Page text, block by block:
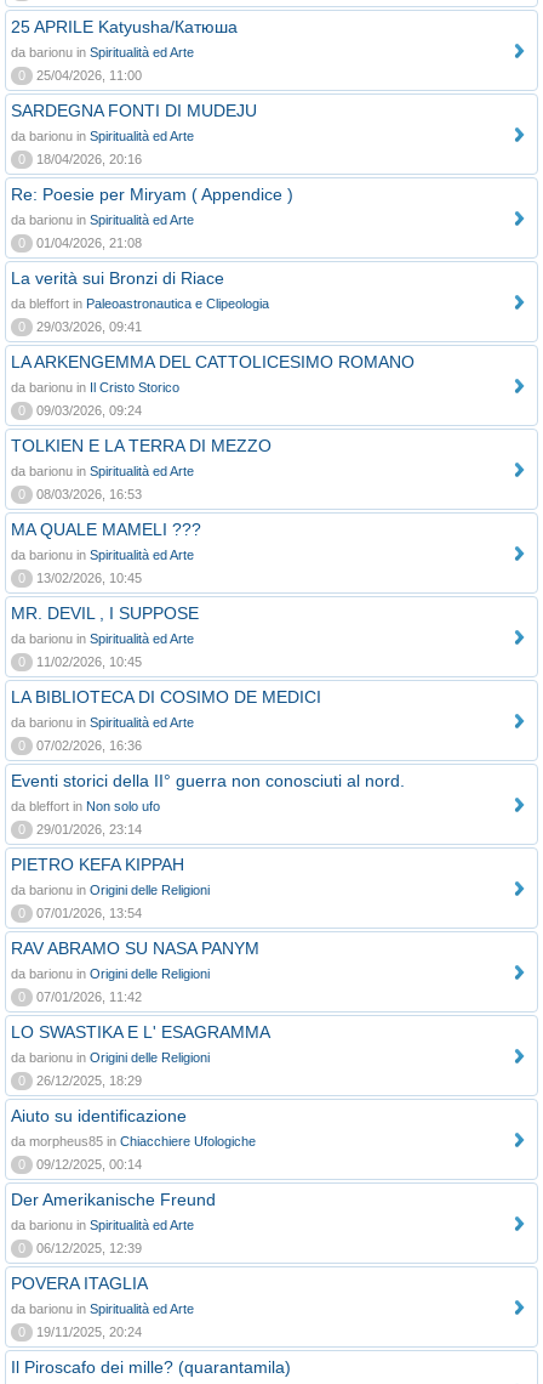
25 APRILE Katyusha/Катюша
da barionu in Spiritualità ed Arte
0
25/04/2026, 11:00
SARDEGNA FONTI DI MUDEJU
da barionu in Spiritualità ed Arte
0
18/04/2026, 20:16
Re: Poesie per Miryam ( Appendice )
da barionu in Spiritualità ed Arte
0
01/04/2026, 21:08
La verità sui Bronzi di Riace
da bleffort in Paleoastronautica e Clipeologia
0
29/03/2026, 09:41
LA ARKENGEMMA DEL CATTOLICESIMO ROMANO
da barionu in Il Cristo Storico
0
09/03/2026, 09:24
TOLKIEN E LA TERRA DI MEZZO
da barionu in Spiritualità ed Arte
0
08/03/2026, 16:53
MA QUALE MAMELI ???
da barionu in Spiritualità ed Arte
0
13/02/2026, 10:45
MR. DEVIL , I SUPPOSE
da barionu in Spiritualità ed Arte
0
11/02/2026, 10:45
LA BIBLIOTECA DI COSIMO DE MEDICI
da barionu in Spiritualità ed Arte
0
07/02/2026, 16:36
Eventi storici della II° guerra non conosciuti al nord.
da bleffort in Non solo ufo
0
29/01/2026, 23:14
PIETRO KEFA KIPPAH
da barionu in Origini delle Religioni
0
07/01/2026, 13:54
RAV ABRAMO SU NASA PANYM
da barionu in Origini delle Religioni
0
07/01/2026, 11:42
LO SWASTIKA E L' ESAGRAMMA
da barionu in Origini delle Religioni
0
26/12/2025, 18:29
Aiuto su identificazione
da morpheus85 in Chiacchiere Ufologiche
0
09/12/2025, 00:14
Der Amerikanische Freund
da barionu in Spiritualità ed Arte
0
06/12/2025, 12:39
POVERA ITAGLIA
da barionu in Spiritualità ed Arte
0
19/11/2025, 20:24
Il Piroscafo dei mille? (quarantamila)